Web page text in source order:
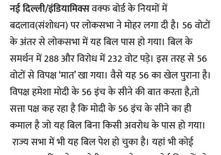
नई दिल्ली/इंडियामिक्सवक्फ बोर्ड के नियमों में
बदलाव(संशोधन) पर लोकसभा ने मोहर लगा दी है। 56 वोटों
के अंतर से लोकसभा में यह बिल पास हो गया। बिल के
समर्थन में 288 और विरोध में 232 वोट पड़े। इस तरह से 56
वोटों से विपक्ष ‘मात’ खा गया। वैसे यह 56 का खेल पुराना है।
विपक्ष हमेशा मोदी के 56 इंच के सीने की बात करता है,तो
सत्ता पक्ष कह रहा है कि मोदी के 56 इंच के सीने का ही
कमाल है जो यह बिल बिना किसी अवरोध के पास हो गया।
राज्य सभा में भी यह बिल पेश हो चुका है। यहां भी कोई